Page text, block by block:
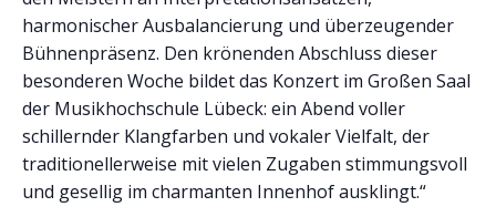
harmonischer Ausbalancierung und überzeugender
Bühnenpräsenz. Den krönenden Abschluss dieser
besonderen Woche bildet das Konzert im Großen Saal
der Musikhochschule Lübeck: ein Abend voller
schillernder Klangfarben und vokaler Vielfalt, der
traditionellerweise mit vielen Zugaben stimmungsvoll
und gesellig im charmanten Innenhof ausklingt.“